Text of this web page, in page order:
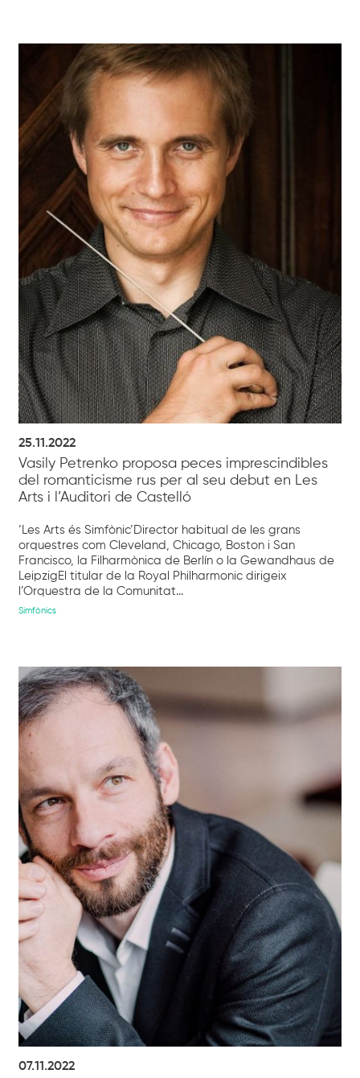
25.11.2022
Vasily Petrenko proposa peces imprescindibles
del romanticisme rus per al seu debut en Les
Arts i l’Auditori de Castelló
‘Les Arts és Simfònic’Director habitual de les grans
orquestres com Cleveland, Chicago, Boston i San
Francisco, la Filharmònica de Berlín o la Gewandhaus de
LeipzigEl titular de la Royal Philharmonic dirigeix
l’Orquestra de la Comunitat...
Simfònics
07.11.2022